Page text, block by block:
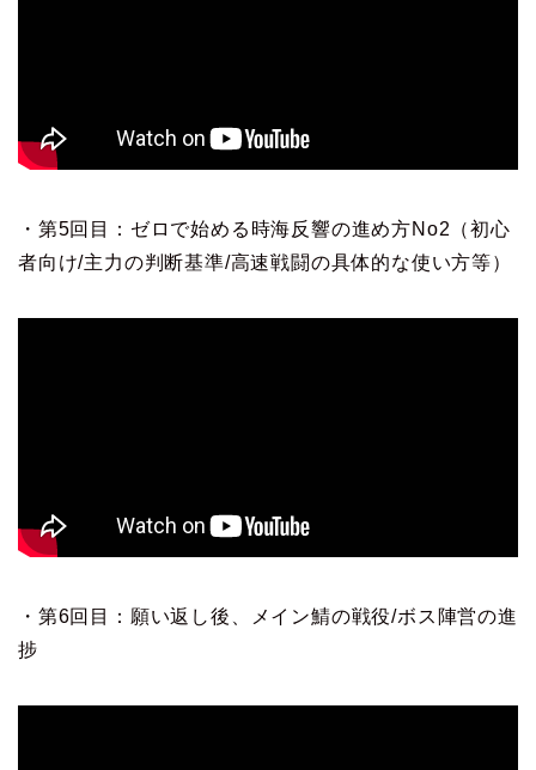
・第5回目：ゼロで始める時海反響の進め方No2（初心
者向け/主力の判断基準/高速戦闘の具体的な使い方等）
・第6回目：願い返し後、メイン鯖の戦役/ボス陣営の進
捗